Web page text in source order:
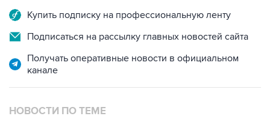
Купить подписку на профессиональную ленту
Подписаться на рассылку главных новостей сайта
Получать оперативные новости в официальном
канале
НОВОСТИ ПО ТЕМЕ